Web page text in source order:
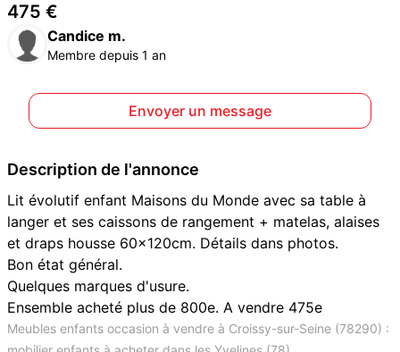
475 €
Candice m.
Membre depuis 1 an
Envoyer un message
Description de l'annonce
Lit évolutif enfant Maisons du Monde avec sa table à
langer et ses caissons de rangement + matelas, alaises
et draps housse 60x120cm. Détails dans photos.
Bon état général.
Quelques marques d'usure.
Ensemble acheté plus de 800e. A vendre 475e
Meubles enfants occasion à vendre à Croissy-sur-Seine (78290) :